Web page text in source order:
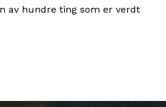
av hundre ting som er verdt